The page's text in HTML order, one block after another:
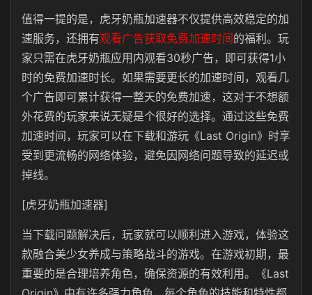
值得一提的是，虎牙奶瓶加速器不仅提供高效稳定的加
速服务，还拥有观看广告获取免费加速时间的福利。玩
家只需在虎牙奶瓶应用内观看30秒广告，即可获得1小
时的免费加速时长。如果需要更长的加速时间，观看几
个广告即可累计获得一整天的免费加速，这对于不想额
外花费的玩家来说无疑是个很好的选择。通过这些免费
加速时间，玩家可以在下载和游玩《Last Origin》时享
受到更流畅的网络体验，避免因网络问题导致的延迟或
掉线。
[虎牙奶瓶加速器]
当下载问题解决后，玩家就可以顺利进入游戏，体验这
款融合美少女养成与策略战斗的游戏。在游戏初期，最
重要的是合理培养角色，确保资源的有效利用。《Last